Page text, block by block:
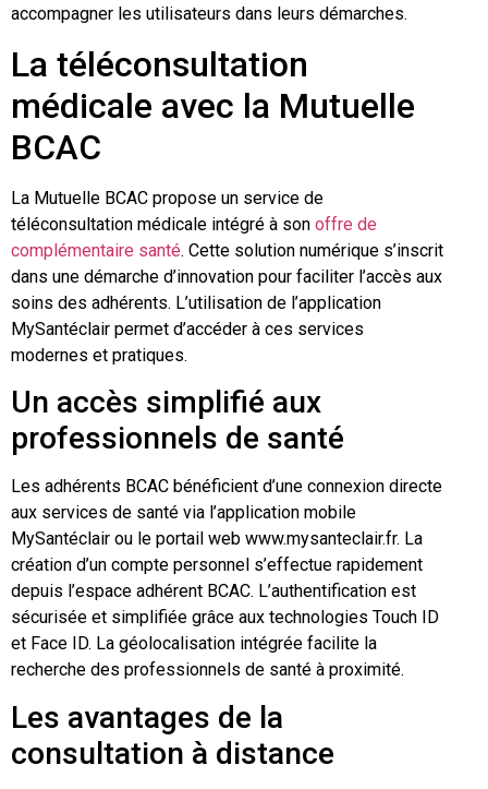
accompagner les utilisateurs dans leurs démarches.
La téléconsultation
médicale avec la Mutuelle
BCAC
La Mutuelle BCAC propose un service de
téléconsultation médicale intégré à son offre de
complémentaire santé. Cette solution numérique s’inscrit
dans une démarche d’innovation pour faciliter l’accès aux
soins des adhérents. L’utilisation de l’application
MySantéclair permet d’accéder à ces services
modernes et pratiques.
Un accès simplifié aux
professionnels de santé
Les adhérents BCAC bénéficient d’une connexion directe
aux services de santé via l’application mobile
MySantéclair ou le portail web www.mysanteclair.fr. La
création d’un compte personnel s’effectue rapidement
depuis l’espace adhérent BCAC. L’authentification est
sécurisée et simplifiée grâce aux technologies Touch ID
et Face ID. La géolocalisation intégrée facilite la
recherche des professionnels de santé à proximité.
Les avantages de la
consultation à distance